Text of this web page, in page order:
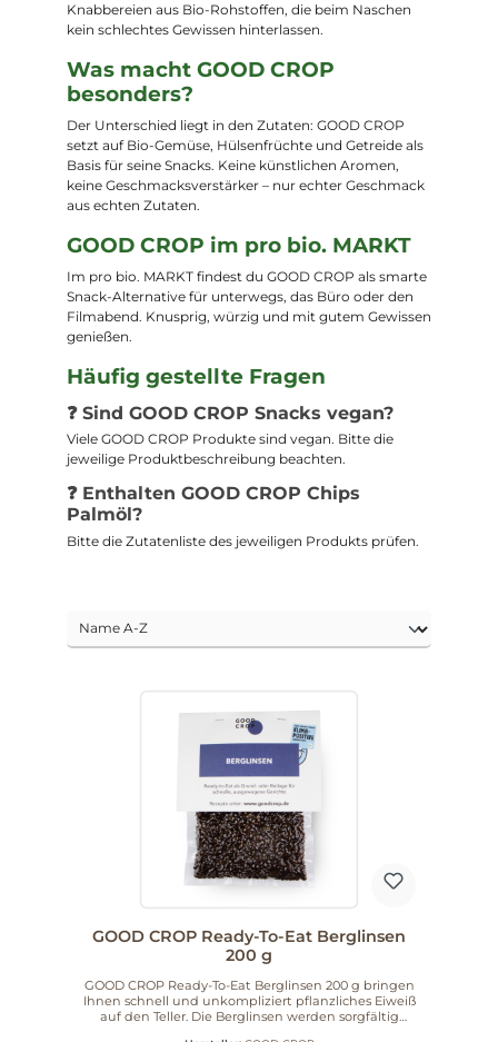
Knabbereien aus Bio-Rohstoffen, die beim Naschen
kein schlechtes Gewissen hinterlassen.
Was macht GOOD CROP
besonders?
Der Unterschied liegt in den Zutaten: GOOD CROP
setzt auf Bio-Gemüse, Hülsenfrüchte und Getreide als
Basis für seine Snacks. Keine künstlichen Aromen,
keine Geschmacksverstärker – nur echter Geschmack
aus echten Zutaten.
GOOD CROP im pro bio. MARKT
Im pro bio. MARKT findest du GOOD CROP als smarte
Snack-Alternative für unterwegs, das Büro oder den
Filmabend. Knusprig, würzig und mit gutem Gewissen
genießen.
Häufig gestellte Fragen
❓ Sind GOOD CROP Snacks vegan?
Viele GOOD CROP Produkte sind vegan. Bitte die
jeweilige Produktbeschreibung beachten.
❓ Enthalten GOOD CROP Chips
Palmöl?
Bitte die Zutatenliste des jeweiligen Produkts prüfen.
GOOD CROP Ready-To-Eat Berglinsen
200 g
GOOD CROP Ready-To-Eat Berglinsen 200 g bringen
Ihnen schnell und unkompliziert pflanzliches Eiweiß
auf den Teller. Die Berglinsen werden sorgfältig